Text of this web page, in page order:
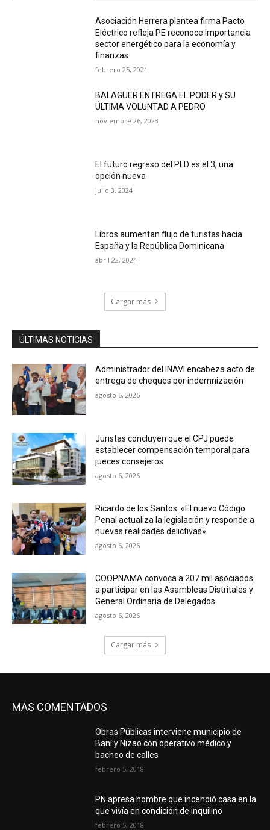
Asociación Herrera plantea firma Pacto
Eléctrico refleja PE reconoce importancia
sector energético para la economía y
finanzas
febrero 25, 2021
BALAGUER ENTREGA EL PODER y SU
ÚLTIMA VOLUNTAD A PEDRO
noviembre 26, 2023
El futuro regreso del PLD es el 3, una
opción nueva
julio 3, 2024
Libros aumentan flujo de turistas hacia
España y la República Dominicana
abril 22, 2024
Cargar más
ÚLTIMAS NOTICIAS
Administrador del INAVI encabeza acto de
entrega de cheques por indemnización
agosto 6, 2026
Juristas concluyen que el CPJ puede
establecer compensación temporal para
jueces consejeros
agosto 6, 2026
Ricardo de los Santos: «El nuevo Código
Penal actualiza la legislación y responde a
nuevas realidades delictivas»
agosto 6, 2026
COOPNAMA convoca a 207 mil asociados
a participar en las Asambleas Distritales y
General Ordinaria de Delegados
agosto 6, 2026
Cargar más
MAS COMENTADOS
Obras Públicas interviene municipio de
Baní y Nizao con operativo médico y
bacheo de calles
febrero 5, 2018
PN apresa hombre que incendió casa en la
que vivía en condición de inquilino
febrero 5, 2018